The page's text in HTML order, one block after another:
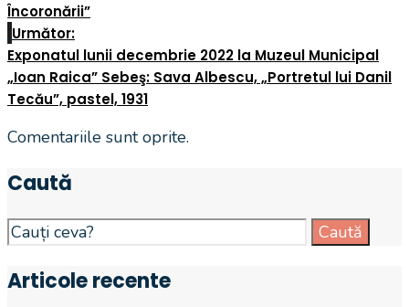
Încoronării”
Următor:
Exponatul lunii decembrie 2022 la Muzeul Municipal
„Ioan Raica” Sebeş: Sava Albescu, „Portretul lui Danil
Tecău”, pastel, 1931
Comentariile sunt oprite.
Caută
Search
for:
Caută
Articole recente